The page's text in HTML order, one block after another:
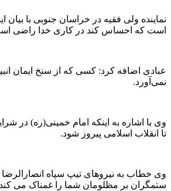
نماینده ولی فقیه در خراسان جنوبی با
است که احساس کند در کاری خدا راضی
عبادی اضافه کرد: کسی که از سنخ ایمان
نمی‌آورد.
تا انقلاب اسلامی پیروز شود.
وی خطاب به نیروهای تیپ سپاه
ستمگران بر مظلومان شما را غمناک می